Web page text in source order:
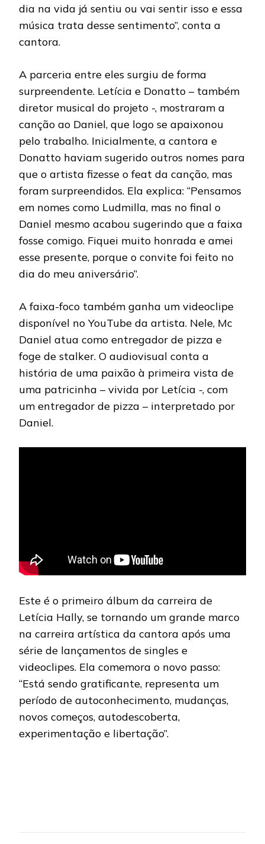
dia na vida já sentiu ou vai sentir isso e essa
música trata desse sentimento”, conta a
cantora.
A parceria entre eles surgiu de forma
surpreendente. Letícia e Donatto – também
diretor musical do projeto -, mostraram a
canção ao Daniel, que logo se apaixonou
pelo trabalho. Inicialmente, a cantora e
Donatto haviam sugerido outros nomes para
que o artista fizesse o feat da canção, mas
foram surpreendidos. Ela explica: “Pensamos
em nomes como Ludmilla, mas no final o
Daniel mesmo acabou sugerindo que a faixa
fosse comigo. Fiquei muito honrada e amei
esse presente, porque o convite foi feito no
dia do meu aniversário”.
A faixa-foco também ganha um videoclipe
disponível no YouTube da artista. Nele, Mc
Daniel atua como entregador de pizza e
foge de stalker. O audiovisual conta a
história de uma paixão à primeira vista de
uma patricinha – vivida por Letícia -, com
um entregador de pizza – interpretado por
Daniel.
Este é o primeiro álbum da carreira de
Letícia Hally, se tornando um grande marco
na carreira artística da cantora após uma
série de lançamentos de singles e
videoclipes. Ela comemora o novo passo:
“Está sendo gratificante, representa um
período de autoconhecimento, mudanças,
novos começos, autodescoberta,
experimentação e libertação”.